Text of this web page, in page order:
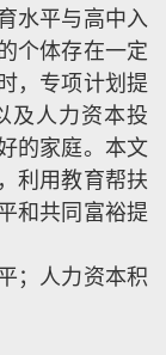
水平与高中入
个体存在一定
，专项计划提
及人力资本投
的家庭。本文
利用教育帮扶
和共同富裕提
；人力资本积